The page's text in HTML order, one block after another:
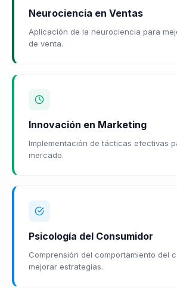
Neurociencia en Ventas
Aplicación de la neurociencia para
de venta.
Innovación en Marketing
Implementación de tácticas efectivas
mercado.
Psicología del Consumidor
Comprensión del comportamiento del
mejorar estrategias.